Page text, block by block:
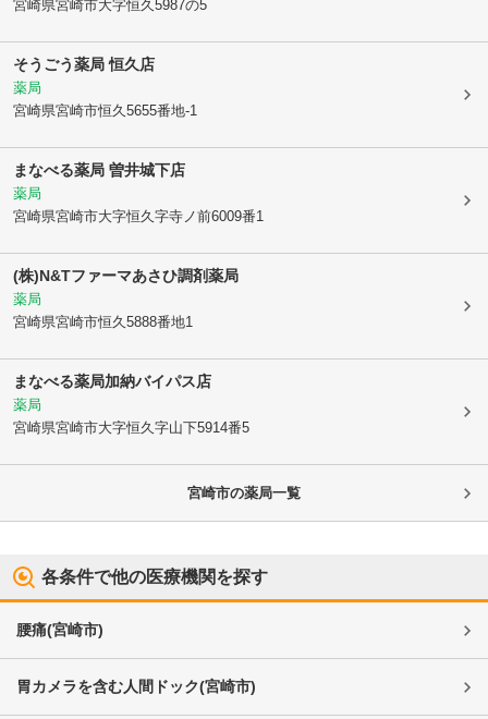
宮崎県宮崎市大字恒久5987の5
そうごう薬局 恒久店
薬局
宮崎県宮崎市恒久5655番地-1
まなべる薬局 曽井城下店
薬局
宮崎県宮崎市大字恒久字寺ノ前6009番1
(株)N&Tファーマあさひ調剤薬局
薬局
宮崎県宮崎市恒久5888番地1
まなべる薬局加納バイパス店
薬局
宮崎県宮崎市大字恒久字山下5914番5
宮崎市の薬局一覧
各条件で他の医療機関を探す
腰痛(宮崎市)
胃カメラを含む人間ドック(宮崎市)